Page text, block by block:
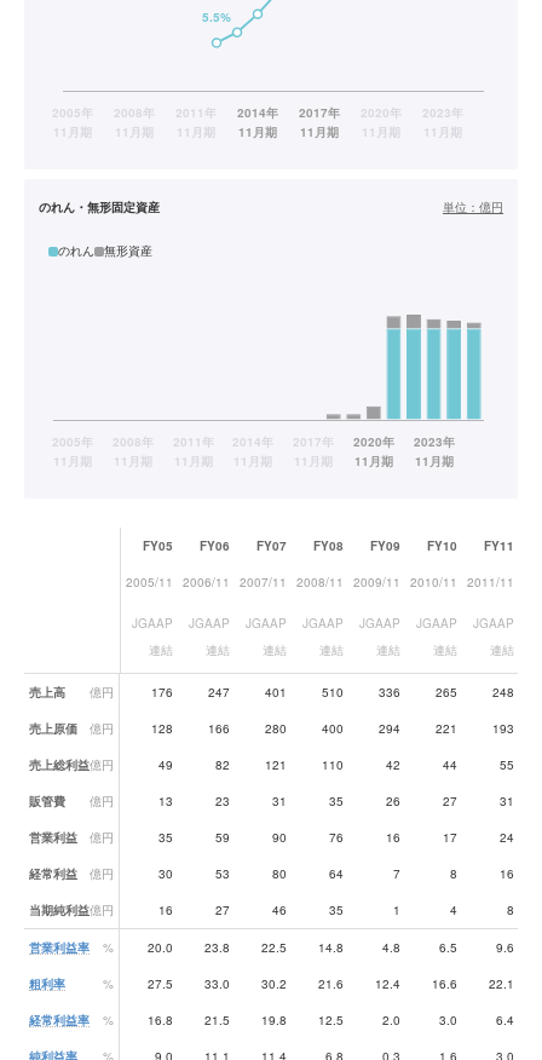
のれん・無形固定資産 単位： 億円
のれん 無形資産
業績データ一覧
FY05 FY06 FY07 FY08 FY09 FY10 FY11
2005/11 2006/11 2007/11 2008/11 2009/11 2010/11 2011/11
JGAAP
連結
JGAAP
連結
JGAAP
連結
JGAAP
連結
JGAAP
連結
JGAAP
連結
JGAAP
連結
売上高 億円 176 247 401 510 336 265 248
売上原価 億円 128 166 280 400 294 221 193
売上総利益億円 49 82 121 110 42 44 55
販管費 億円 13 23 31 35 26 27 31
営業利益 億円 35 59 90 76 16 17 24
経常利益 億円 30 53 80 64 7 8 16
当期純利益億円 16 27 46 35 1 4 8
営業利益率 % 20.0 23.8 22.5 14.8 4.8 6.5 9.6
粗利率 % 27.5 33.0 30.2 21.6 12.4 16.6 22.1
経常利益率 % 16.8 21.5 19.8 12.5 2.0 3.0 6.4
純利益率 % 9.0 11.1 11.4 6.8 0.3 1.6 3.0